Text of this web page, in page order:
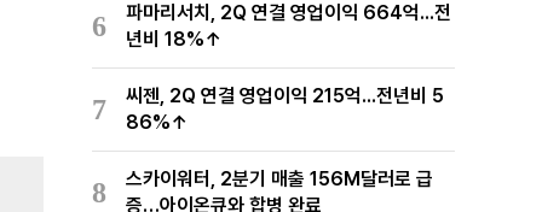
6
파마리서치, 2Q 연결 영업이익 664억...전
년비 18%↑
7
씨젠, 2Q 연결 영업이익 215억...전년비 5
86%↑
8
스카이워터, 2분기 매출 156M달러로 급
증…아이온큐와 합병 완료